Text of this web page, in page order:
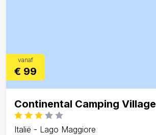
vanaf
€ 99
Continental Camping Village
Italië - Lago Maggiore